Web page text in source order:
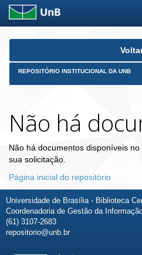
Skip
REPOSITÓRIO INSTITUCIONAL DA UNB
Não há
Não há documentos disponíveis
sua solicitação.
Página inicial do repositório
Universidade de Brasília - Biblioteca
Coordenadoria de Gestão da
(61) 3107-2683
repositorio@unb.br